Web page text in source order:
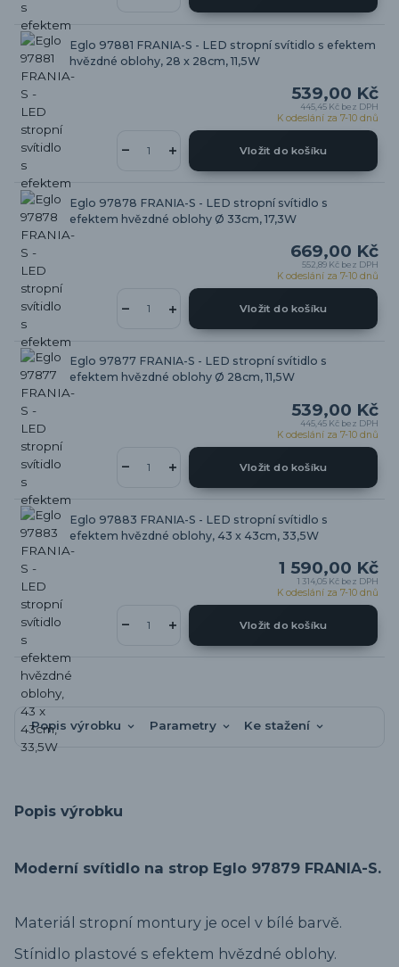
Eglo 97881 FRANIA-S - LED stropní svítidlo s efektem
hvězdné oblohy, 28 x 28cm, 11,5W
539,00 Kč
445,45 Kč bez DPH
K odeslání za 7-10 dnů
Vložit do košíku
Eglo 97878 FRANIA-S - LED stropní svítidlo s
efektem hvězdné oblohy Ø 33cm, 17,3W
669,00 Kč
552,89 Kč bez DPH
K odeslání za 7-10 dnů
Vložit do košíku
Eglo 97877 FRANIA-S - LED stropní svítidlo s
efektem hvězdné oblohy Ø 28cm, 11,5W
539,00 Kč
445,45 Kč bez DPH
K odeslání za 7-10 dnů
Vložit do košíku
Eglo 97883 FRANIA-S - LED stropní svítidlo s
efektem hvězdné oblohy, 43 x 43cm, 33,5W
1 590,00 Kč
1 314,05 Kč bez DPH
K odeslání za 7-10 dnů
Vložit do košíku
Popis výrobku Parametry Ke stažení
Popis výrobku
Moderní svítidlo na strop Eglo 97879 FRANIA-S.
Materiál stropní montury je ocel v bílé barvě.
Stínidlo plastové s efektem hvězdné oblohy.